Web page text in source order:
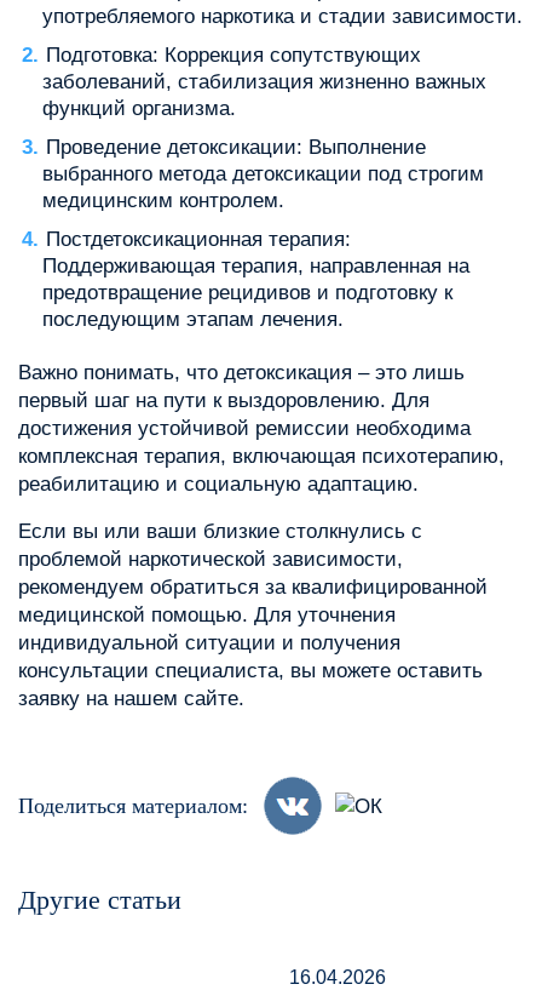
употребляемого наркотика и стадии зависимости.
Подготовка: Коррекция сопутствующих
заболеваний, стабилизация жизненно важных
функций организма.
Проведение детоксикации: Выполнение
выбранного метода детоксикации под строгим
медицинским контролем.
Постдетоксикационная терапия:
Поддерживающая терапия, направленная на
предотвращение рецидивов и подготовку к
последующим этапам лечения.
Важно понимать, что детоксикация – это лишь
первый шаг на пути к выздоровлению. Для
достижения устойчивой ремиссии необходима
комплексная терапия, включающая психотерапию,
реабилитацию и социальную адаптацию.
Если вы или ваши близкие столкнулись с
проблемой наркотической зависимости,
рекомендуем обратиться за квалифицированной
медицинской помощью. Для уточнения
индивидуальной ситуации и получения
консультации специалиста, вы можете оставить
заявку на нашем сайте.
Поделиться материалом:
Другие статьи
16.04.2026